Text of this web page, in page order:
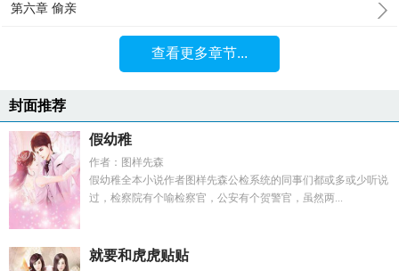
第六章 偷亲
查看更多章节...
封面推荐
假幼稚
作者：图样先森
假幼稚全本小说作者图样先森公检系统的同事们都或多或少听说
过，检察院有个喻检察官，公安有个贺警官，虽然两...
就要和虎虎贴贴